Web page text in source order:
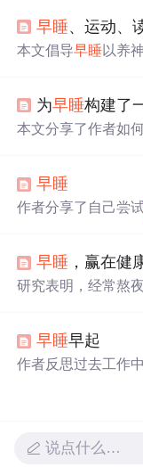
早睡、运动、
本文倡导早睡以养
为早睡构建了
本文分享了作者如
的变化。
早睡
作者分享了自己尝
早睡 ，赢在健
研究表明，经常熬
早睡还可以帮助人
状态。
早睡早起
作者反思过去工作
说点什么…